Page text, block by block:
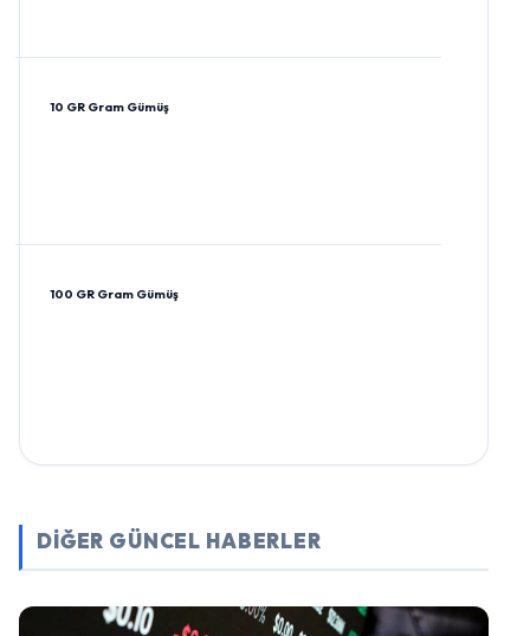
10 GR Gram Gümüş
100 GR Gram Gümüş
DİĞER GÜNCEL HABERLER